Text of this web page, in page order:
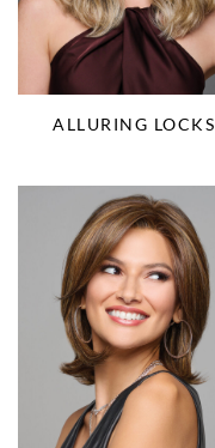
ALLURING LOCKS